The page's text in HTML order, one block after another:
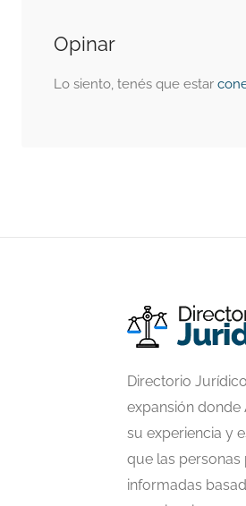
Opinar
Lo siento, tenés que estar
Directorio
expansión
su experiencia y
que las personas
informadas